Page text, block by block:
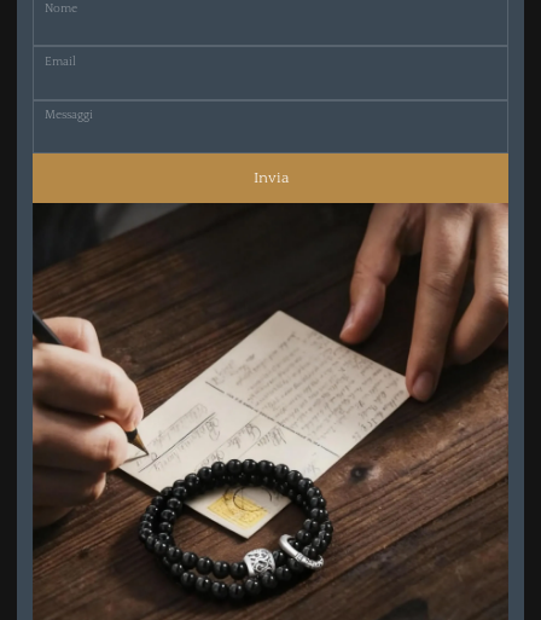
Nome
Email
Messaggi
Invia